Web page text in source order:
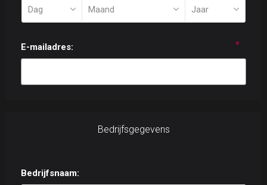
E-mailadres: *
Bedrijfsgegevens
Bedrijfsnaam: